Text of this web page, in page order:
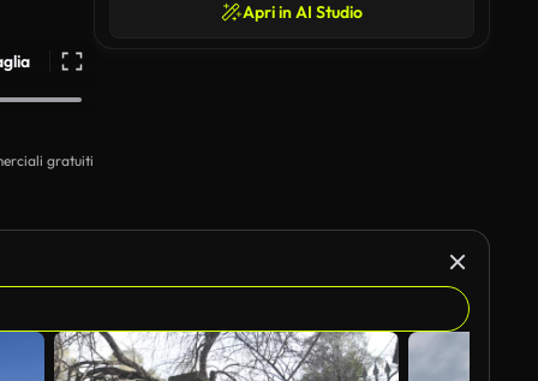
gratuiti
Apri in AI Studio